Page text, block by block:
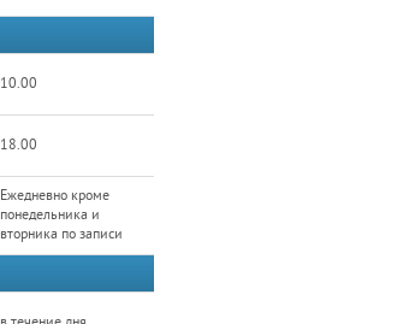
10.00
18.00
Ежедневно кроме
понедельника и
вторника по записи